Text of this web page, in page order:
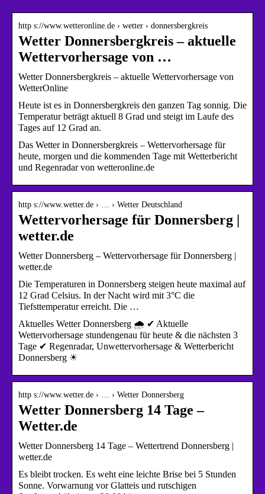
http s://www.wetteronline.de › wetter › donnersbergkreis
Wetter Donnersbergkreis – aktuelle
Wettervorhersage von …
Wetter Donnersbergkreis – aktuelle Wettervorhersage von
WetterOnline
Heute ist es in Donnersbergkreis den ganzen Tag sonnig. Die
Temperatur beträgt aktuell 8 Grad und steigt im Laufe des
Tages auf 12 Grad an.
Das Wetter in Donnersbergkreis – Wettervorhersage für
heute, morgen und die kommenden Tage mit Wetterbericht
und Regenradar von wetteronline.de
http s://www.wetter.de › … › Wetter Deutschland
Wettervorhersage für Donnersberg |
wetter.de
Wetter Donnersberg – Wettervorhersage für Donnersberg |
wetter.de
Die Temperaturen in Donnersberg steigen heute maximal auf
12 Grad Celsius. In der Nacht wird mit 3°C die
Tiefsttemperatur erreicht. Die …
Aktuelles Wetter Donnersberg 🌧️ ✔ Aktuelle
Wettervorhersage stundengenau für heute & die nächsten 3
Tage ✔ Regenradar, Unwettervorhersage & Wetterbericht
Donnersberg ☀
http s://www.wetter.de › … › Wetter Donnersberg
Wetter Donnersberg 14 Tage –
Wetter.de
Wetter Donnersberg 14 Tage – Wettertrend Donnersberg |
wetter.de
Es bleibt trocken. Es weht eine leichte Brise bei 5 Stunden
Sonne. Vorwarnung vor Glatteis und rutschigen